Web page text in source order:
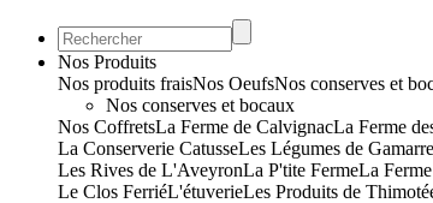
Nos Produits
Nos produits fraisNos OeufsNos conserves et
Nos conserves et bocaux
Nos CoffretsLa Ferme de CalvignacLa Ferme
La Conserverie CatusseLes Légumes de Gamarre
Les Rives de L'AveyronLa P'tite FermeLa
Le Clos FerriéL'étuverieLes Produits de